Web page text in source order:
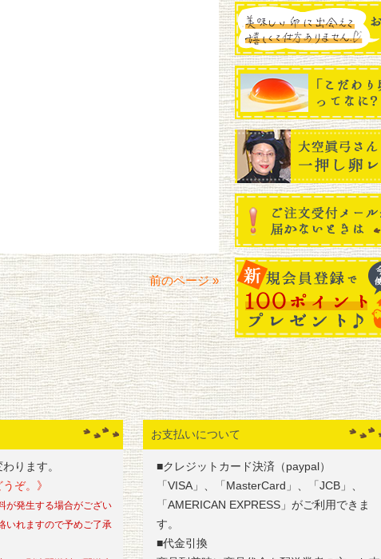
前のページ »
ります。
ぞ。》
が発生する場合がござい
いれますので予めご了承
お支払いについて
■クレジットカード決済（paypal）
「VISA」、「MasterCard」、「JCB」、
「AMERICAN EXPRESS」がご利用できま
す。
■代金引換